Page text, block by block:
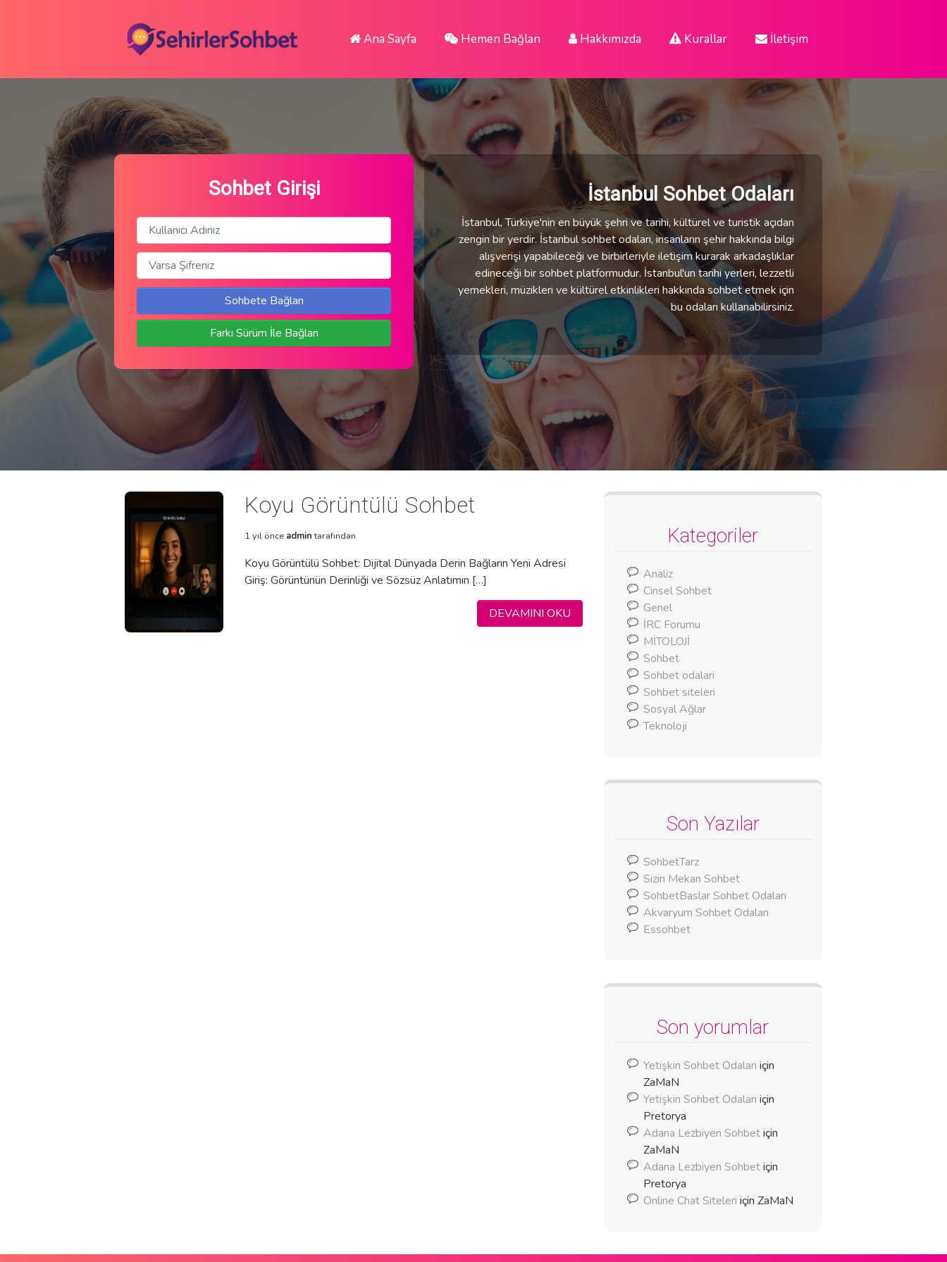
Ana Sayfa Hemen Bağlan Hakkımızda Kurallar İletişim
Sohbet Girişi
Sohbete Bağlan
Farkı Sürüm İle Bağlan
İstanbul Sohbet Odaları
İstanbul, Türkiye'nin en büyük şehri ve tarihi, kültürel ve turistik açıdan
zengin bir yerdir. İstanbul sohbet odaları, insanların şehir hakkında bilgi
alışverişi yapabileceği ve birbirleriyle iletişim kurarak arkadaşlıklar
edineceği bir sohbet platformudur. İstanbul'un tarihi yerleri, lezzetli
yemekleri, müzikleri ve kültürel etkinlikleri hakkında sohbet etmek için
bu odaları kullanabilirsiniz.
Koyu Görüntülü Sohbet
1 yıl önce admintarafından
Koyu Görüntülü Sohbet: Dijital Dünyada Derin Bağların Yeni Adresi
Giriş: Görüntünün Derinliği ve Sözsüz Anlatımın […]
DEVAMINI OKU
Kategoriler
Analiz
Cinsel Sohbet
Genel
İRC Forumu
MİTOLOJİ
Sohbet
Sohbet odalari
Sohbet siteleri
Sosyal Ağlar
Teknoloji
Son Yazılar
SohbetTarz
Sizin Mekan Sohbet
SohbetBaslar Sohbet Odaları
Akvaryum Sohbet Odaları
Essohbet
Son yorumlar
Yetişkin Sohbet Odaları için
ZaMaN
Yetişkin Sohbet Odaları için
Pretorya
Adana Lezbiyen Sohbetiçin
ZaMaN
Adana Lezbiyen Sohbetiçin
Pretorya
Online Chat Siteleri için ZaMaN